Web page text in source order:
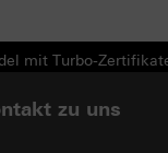
mit Turbo-
zu uns